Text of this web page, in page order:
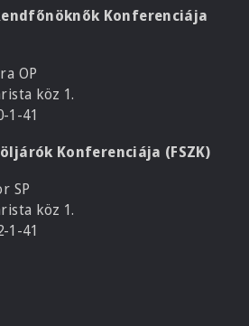
Konferenciája
OP
köz 1.
1-41
Konferenciája (FSZK)
SP
köz 1.
1-41